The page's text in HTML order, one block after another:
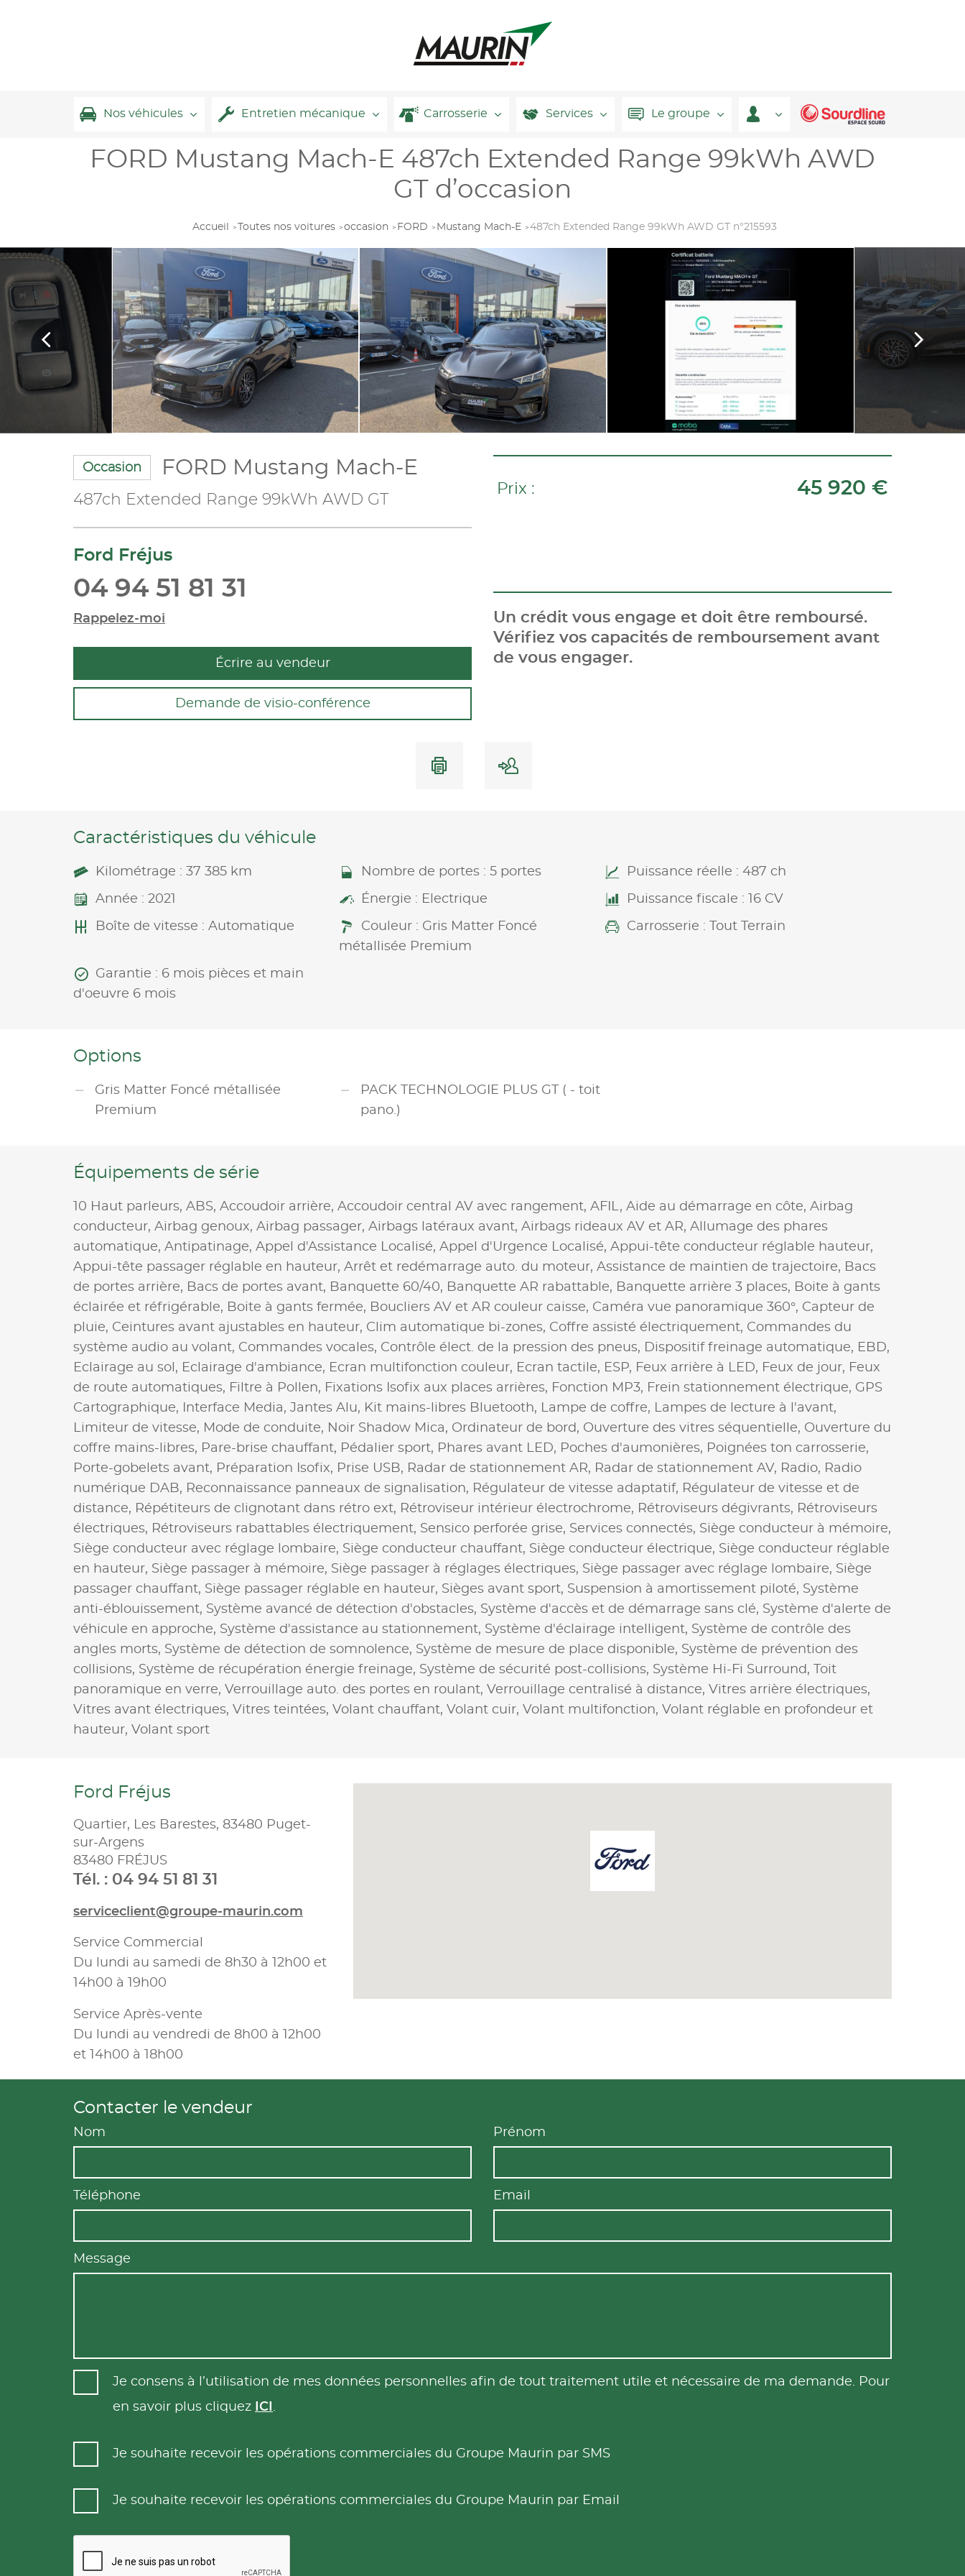
Nos véhicules Entretien mécanique Carrosserie Services Le groupe
FORD Mustang Mach-E 487ch Extended Range 99kWh AWD
GT d’occasion
Accueil Toutes nos voitures occasion FORD Mustang Mach-E 487ch Extended Range 99kWh AWD GT n°215593
Occasion FORD Mustang Mach-E
487ch Extended Range 99kWh AWD GT
Ford Fréjus
04 94 51 81 31
Rappelez-moi
Écrire au vendeur
Demande de visio-conférence
Prix : 45 920 €
Un crédit vous engage et doit être remboursé.
Vérifiez vos capacités de remboursement avant
de vous engager.
Caractéristiques du véhicule
Kilométrage : 37 385 km Nombre de portes : 5 portes Puissance réelle : 487 ch
Année : 2021 Énergie : Electrique Puissance fiscale : 16 CV
Boîte de vitesse : Automatique
Couleur : Gris Matter Foncé
métallisée Premium
Carrosserie : Tout Terrain
Garantie : 6 mois pièces et main
d'oeuvre 6 mois
Options
Gris Matter Foncé métallisée
Premium
PACK TECHNOLOGIE PLUS GT ( - toit
pano.)
Équipements de série
10 Haut parleurs, ABS, Accoudoir arrière, Accoudoir central AV avec rangement, AFIL, Aide au démarrage en côte, Airbag
conducteur, Airbag genoux, Airbag passager, Airbags latéraux avant, Airbags rideaux AV et AR, Allumage des phares
automatique, Antipatinage, Appel d'Assistance Localisé, Appel d'Urgence Localisé, Appui-tête conducteur réglable hauteur,
Appui-tête passager réglable en hauteur, Arrêt et redémarrage auto. du moteur, Assistance de maintien de trajectoire, Bacs
de portes arrière, Bacs de portes avant, Banquette 60/40, Banquette AR rabattable, Banquette arrière 3 places, Boite à gants
éclairée et réfrigérable, Boite à gants fermée, Boucliers AV et AR couleur caisse, Caméra vue panoramique 360°, Capteur de
pluie, Ceintures avant ajustables en hauteur, Clim automatique bi-zones, Coffre assisté électriquement, Commandes du
système audio au volant, Commandes vocales, Contrôle élect. de la pression des pneus, Dispositif freinage automatique, EBD,
Eclairage au sol, Eclairage d'ambiance, Ecran multifonction couleur, Ecran tactile, ESP, Feux arrière à LED, Feux de jour, Feux
de route automatiques, Filtre à Pollen, Fixations Isofix aux places arrières, Fonction MP3, Frein stationnement électrique, GPS
Cartographique,
Interface Media, Jantes Alu, Kit mains-libres Bluetooth, Lampe de coffre, Lampes de lecture à l'avant,
Limiteur de vitesse, Mode de conduite, Noir Shadow Mica, Ordinateur de bord, Ouverture des vitres séquentielle, Ouverture du
coffre mains-libres, Pare-brise chauffant, Pédalier sport, Phares avant LED, Poches d'aumonières, Poignées ton carrosserie,
Porte-gobelets avant, Préparation Isofix, Prise USB, Radar de stationnement AR, Radar de stationnement AV, Radio, Radio
numérique DAB, Reconnaissance panneaux de signalisation, Régulateur de vitesse adaptatif, Régulateur de vitesse et de
distance, Répétiteurs de clignotant dans rétro ext, Rétroviseur intérieur électrochrome, Rétroviseurs dégivrants, Rétroviseurs
électriques, Rétroviseurs rabattables électriquement, Sensico perforée grise, Services connectés, Siège conducteur à mémoire,
Siège conducteur avec réglage lombaire, Siège conducteur chauffant, Siège conducteur électrique, Siège conducteur réglable
en hauteur, Siège passager à mémoire, Siège passager à réglages électriques, Siège passager avec réglage lombaire, Siège
passager chauffant, Siège passager réglable en hauteur, Sièges avant sport, Suspension à amortissement piloté, Système
anti-éblouissement, Système avancé de détection d'obstacles, Système d'accès et de démarrage sans clé, Système d'alerte de
véhicule en approche, Système d'assistance au stationnement, Système d'éclairage intelligent, Système de contrôle des
angles morts, Système de détection de somnolence, Système de mesure de place disponible, Système de prévention des
collisions, Système de récupération énergie freinage, Système de sécurité post-collisions, Système Hi-Fi Surround,
Toit
panoramique en verre, Verrouillage auto. des portes en roulant, Verrouillage centralisé à distance, Vitres arrière électriques,
Vitres avant électriques, Vitres teintées, Volant chauffant, Volant cuir, Volant multifonction, Volant réglable en profondeur et
hauteur, Volant sport
Ford Fréjus
Quartier, Les Barestes, 83480 Puget-
sur-Argens
83480 FRÉJUS
Tél. : 04 94 51 81 31
serviceclient@groupe-maurin.com
Service Commercial
Du lundi au samedi de 8h30 à 12h00 et
14h00 à 19h00
Service Après-vente
Du lundi au vendredi de 8h00 à 12h00
et 14h00 à 18h00
Contacter le vendeur
Nom Prénom
Téléphone Email
Message
Je consens à l’utilisation de mes données personnelles afin de tout traitement utile et nécessaire de ma demande. Pour
en savoir plus cliquez
ICI .
Je souhaite recevoir les opérations commerciales du Groupe Maurin par SMS
Je souhaite recevoir les opérations commerciales du Groupe Maurin par Email